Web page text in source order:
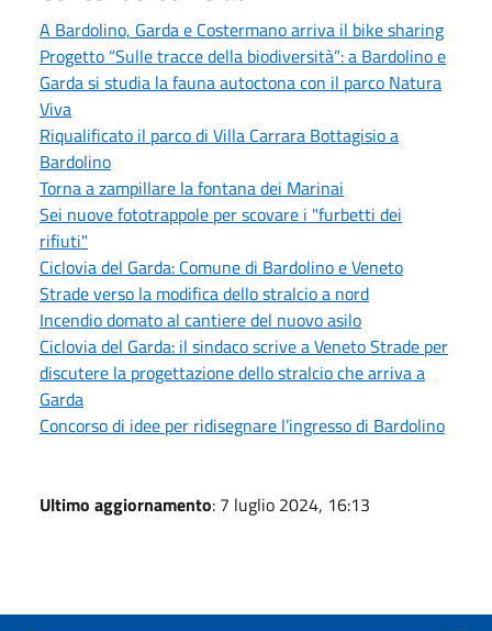
A Bardolino, Garda e Costermano arriva il bike sharing
Progetto “Sulle tracce della biodiversità”: a Bardolino e
Garda si studia la fauna autoctona con il parco Natura
Viva
Riqualificato il parco di Villa Carrara Bottagisio a
Bardolino
Torna a zampillare la fontana dei Marinai
Sei nuove fototrappole per scovare i "furbetti dei
rifiuti"
Ciclovia del Garda: Comune di Bardolino e Veneto
Strade verso la modifica dello stralcio a nord
Incendio domato al cantiere del nuovo asilo
Ciclovia del Garda: il sindaco scrive a Veneto Strade per
discutere la progettazione dello stralcio che arriva a
Garda
Concorso di idee per ridisegnare l’ingresso di Bardolino
Ultimo aggiornamento: 7 luglio 2024, 16:13